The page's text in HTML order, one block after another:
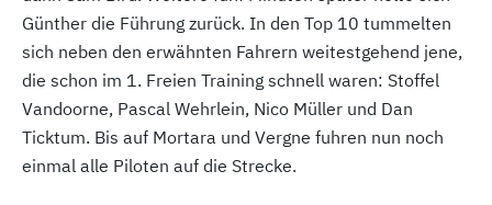
Günther die Führung zurück. In den Top 10 tummelten
sich neben den erwähnten Fahrern weitestgehend jene,
die schon im 1. Freien Training schnell waren: Stoffel
Vandoorne, Pascal Wehrlein, Nico Müller und Dan
Ticktum. Bis auf Mortara und Vergne fuhren nun noch
einmal alle Piloten auf die Strecke.